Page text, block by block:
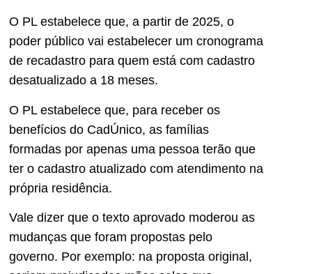
O PL estabelece que, a partir de 2025, o
poder público vai estabelecer um cronograma
de recadastro para quem está com cadastro
desatualizado a 18 meses.
O PL estabelece que, para receber os
benefícios do CadÚnico, as famílias
formadas por apenas uma pessoa terão que
ter o cadastro atualizado com atendimento na
própria residência.
Vale dizer que o texto aprovado moderou as
mudanças que foram propostas pelo
governo. Por exemplo: na proposta original,